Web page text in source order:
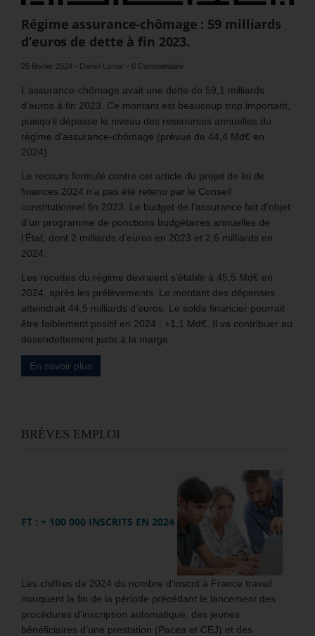
Régime assurance-chômage : 59 milliards
d’euros de dette à fin 2023.
25 février 2024 - Daniel Lamar - 0 Commentaire
L’assurance-chômage avait une dette de 59,1 milliards
d’euros à fin 2023. Ce montant est beaucoup trop important,
puisqu’il dépasse le niveau des ressources annuelles du
régime d’assurance-chômage (prévue de 44,4 Md€ en
2024).
Le recours formulé contre cet article du projet de loi de
finances 2024 n’a pas été retenu par le Conseil
constitutionnel fin 2023. Le budget de l’assurance fait d’objet
d’un programme de ponctions budgétaires annuelles de
l’État, dont 2 milliards d’euros en 2023 et 2,6 milliards en
2024.
Les recettes du régime devraient s’établir à 45,5 Md€ en
2024, après les prélèvements. Le montant des dépenses
atteindrait 44,5 milliards d’euros. Le solde financier pourrait
être faiblement positif en 2024 : +1,1 Md€. Il va contribuer au
désendettement juste à la marge.
En savoir plus
BRÈVES EMPLOI
FT : + 100 000 INSCRITS EN 2024
Les chiffres de 2024 du nombre d’inscrit à France travail
marquent la fin de la période précédant le lancement des
procédures d’inscription automatique, des jeunes
bénéficiaires d’une prestation (Pacea et CEJ) et des